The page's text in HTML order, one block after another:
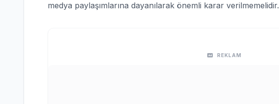
medya paylaşımlarına dayanılarak önemli karar verilmemelidir.
REKLAM